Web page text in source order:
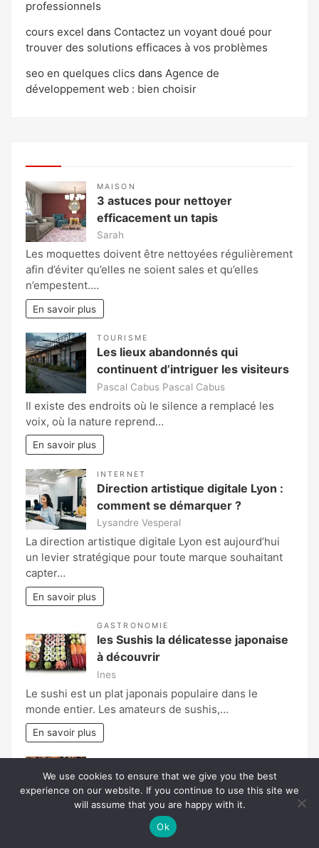
professionnels
cours excel dans Contactez un voyant doué pour
trouver des solutions efficaces à vos problèmes
seo en quelques clics dans Agence de
développement web : bien choisir
MAISON
3 astuces pour nettoyer
efficacement un tapis
Sarah
Les moquettes doivent être nettoyées régulièrement
afin d’éviter qu’elles ne soient sales et qu’elles
n’empestent.…
En savoir plus
TOURISME
Les lieux abandonnés qui
continuent d’intriguer les visiteurs
Pascal Cabus Pascal Cabus
Il existe des endroits où le silence a remplacé les
voix, où la nature reprend…
En savoir plus
INTERNET
Direction artistique digitale Lyon :
comment se démarquer ?
Lysandre Vesperal
La direction artistique digitale Lyon est aujourd’hui
un levier stratégique pour toute marque souhaitant
capter…
En savoir plus
GASTRONOMIE
les Sushis la délicatesse japonaise
à découvrir
Ines
Le sushi est un plat japonais populaire dans le
monde entier. Les amateurs de sushis,…
En savoir plus
Choisir le meilleur type de tuiles
pour votre maison ?
Povoski
Prenez la meilleure décision pour votre maison en
We use cookies to ensure that we give you the best
experience on our website. If you continue to use this site we
will assume that you are happy with it.
Ok